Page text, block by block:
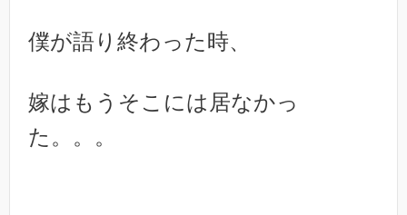
僕が語り終わった時、
嫁はもうそこには居なかっ
た。。。